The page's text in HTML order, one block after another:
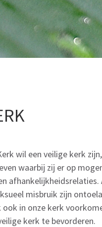
wil een veilige kerk
waarbij zij er op
misbruik zijn
in onze kerk
kerk te bevorderen.